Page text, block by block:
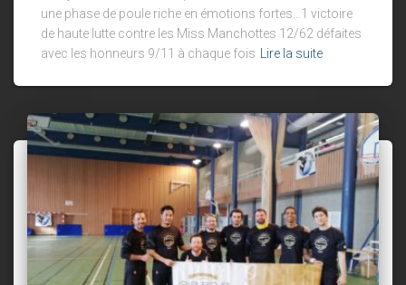
une phase de poule riche en émotions fortes…1 victoire
de haute lutte contre les Miss Manchottes 12/62 défaites
avec les honneurs 9/11 à chaque fois Lire la suite